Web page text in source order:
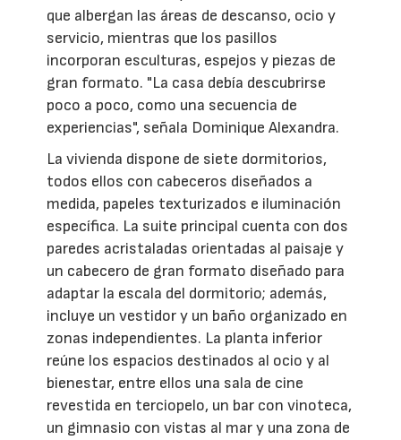
que albergan las áreas de descanso, ocio y
servicio, mientras que los pasillos
incorporan esculturas, espejos y piezas de
gran formato. "La casa debía descubrirse
poco a poco, como una secuencia de
experiencias", señala Dominique Alexandra.
La vivienda dispone de siete dormitorios,
todos ellos con cabeceros diseñados a
medida, papeles texturizados e iluminación
específica. La suite principal cuenta con dos
paredes acristaladas orientadas al paisaje y
un cabecero de gran formato diseñado para
adaptar la escala del dormitorio; además,
incluye un vestidor y un baño organizado en
zonas independientes. La planta inferior
reúne los espacios destinados al ocio y al
bienestar, entre ellos una sala de cine
revestida en terciopelo, un bar con vinoteca,
un gimnasio con vistas al mar y una zona de